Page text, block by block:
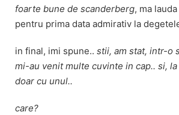
foarte bune de scanderberg, ma
pentru prima data admirativ la
in final, imi spune.. stii, am stat, intr-o
mi-au venit multe cuvinte in cap.. si,
doar cu unul..
care?